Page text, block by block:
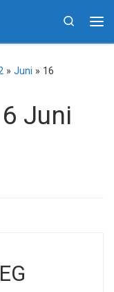
Search
» Juni » 16
Juni